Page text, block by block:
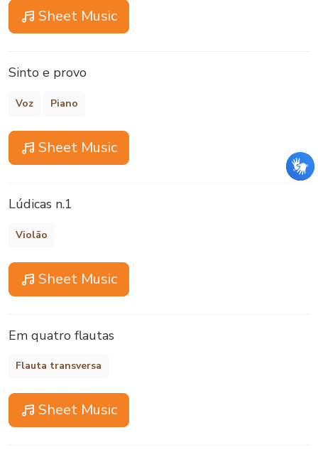
Sheet Music
Sinto e provo
Voz Piano
Sheet Music
Lúdicas n.1
Violão
Sheet Music
Em quatro flautas
Flauta transversa
Sheet Music